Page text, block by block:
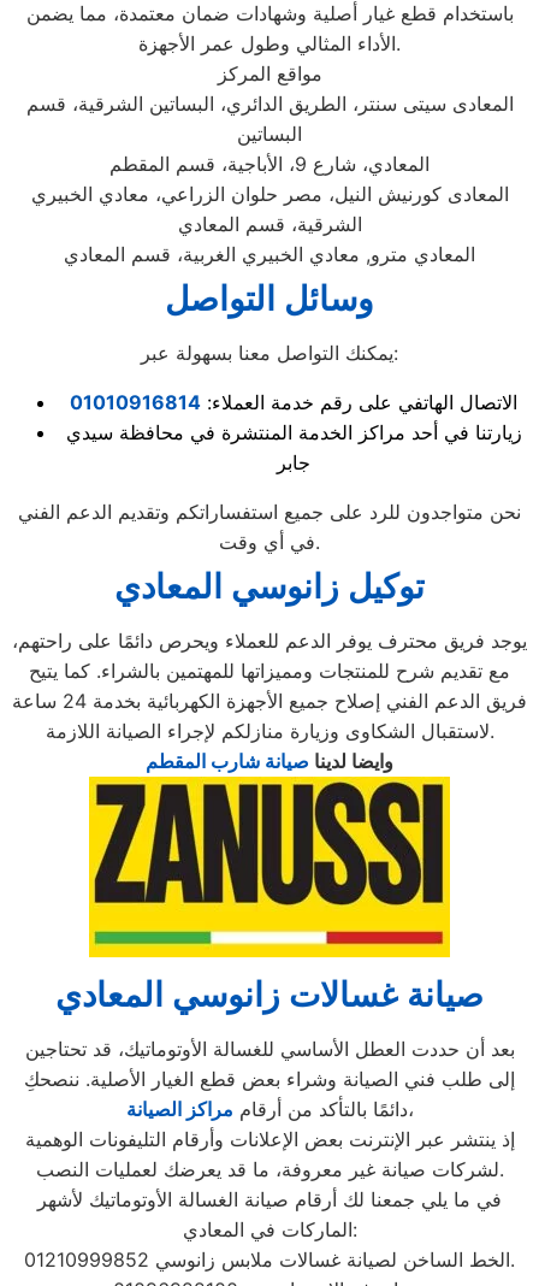
باستخدام قطع غيار أصلية وشهادات ضمان معتمدة، مما يضمن
الأداء المثالي وطول عمر الأجهزة.
مواقع المركز
المعادى سيتى سنتر، الطريق الدائري، البساتين الشرقية، قسم
البساتين
المعادي، شارع 9، الأباجية، قسم المقطم
المعادى كورنيش النيل، مصر حلوان الزراعي، معادي الخبيري
الشرقية، قسم المعادي
المعادي مترو, معادي الخبيري الغربية، قسم المعادي
وسائل التواصل
يمكنك التواصل معنا بسهولة عبر:
الاتصال الهاتفي على رقم خدمة العملاء: 01010916814
زيارتنا في أحد مراكز الخدمة المنتشرة في محافظة سيدي
جابر
نحن متواجدون للرد على جميع استفساراتكم وتقديم الدعم الفني
في أي وقت.
توكيل زانوسي المعادي
يوجد فريق محترف يوفر الدعم للعملاء ويحرص دائمًا على راحتهم،
مع تقديم شرح للمنتجات ومميزاتها للمهتمين بالشراء. كما يتيح
فريق الدعم الفني إصلاح جميع الأجهزة الكهربائية بخدمة 24 ساعة
لاستقبال الشكاوى وزيارة منازلكم لإجراء الصيانة اللازمة.
وايضا لدينا صيانة شارب المقطم
صيانة غسالات زانوسي المعادي
بعد أن حددت العطل الأساسي للغسالة الأوتوماتيك، قد تحتاجين
إلى طلب فني الصيانة وشراء بعض قطع الغيار الأصلية. ننصحكِ
دائمًا بالتأكد من أرقام مراكز الصيانة
،
إذ ينتشر عبر الإنترنت بعض الإعلانات وأرقام التليفونات الوهمية
لشركات صيانة غير معروفة، ما قد يعرضك لعمليات النصب.
في ما يلي جمعنا لك أرقام صيانة الغسالة الأوتوماتيك لأشهر
الماركات في المعادي:
الخط الساخن لصيانة غسالات ملابس زانوسي 01210999852.